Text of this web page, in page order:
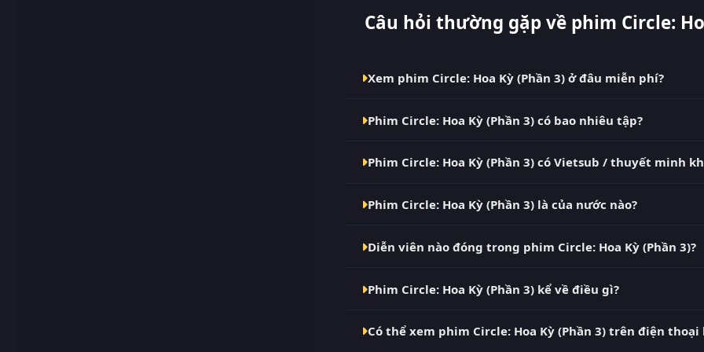
Câu hỏi thường gặp về phim Circle:
Xem phim Circle: Hoa Kỳ (Phần 3) ở đâu miễn phí?
cập nhật nhanh nhất. Đây là điểm đến thay thế cho
Phim Circle: Hoa Kỳ (Phần 3) có bao nhiêu tập?
tục mỗi 10 phút khi nguồn có nội dung mới.
Phim Circle: Hoa Kỳ (Phần 3) có Vietsub / thuyết minh
Đề và Thuyết Minh ngay trong trình phát.
Phim Circle: Hoa Kỳ (Phần 3) là của nước nào?
Diễn viên nào đóng trong phim Circle: Hoa Kỳ (Phần 3)?
Phim Circle: Hoa Kỳ (Phần 3) kể về điều gì?
Circle: Hoa Kỳ (Phần 3) (The Circle (Season 3)) chính là tác
Có thể xem phim Circle: Hoa Kỳ (Phần 3) trên điện thoại